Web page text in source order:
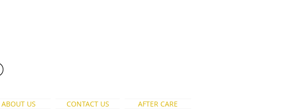
ABOUT US CONTACT US AFTER CARE